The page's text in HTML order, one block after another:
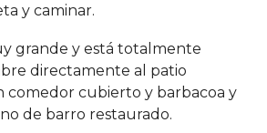
y caminar.
grande y está totalmente
directamente al patio
comedor cubierto y barbacoa y
de barro restaurado.